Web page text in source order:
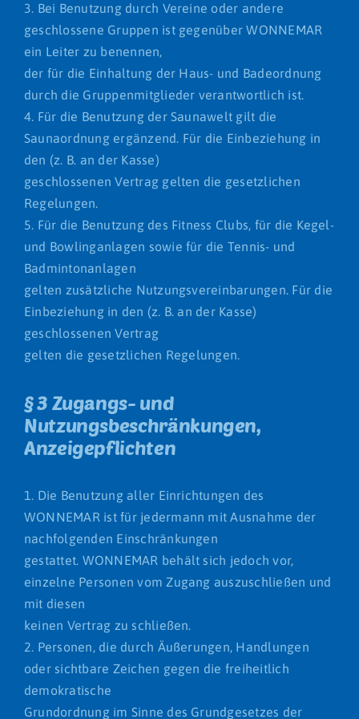
3. Bei Benutzung durch Vereine oder andere
geschlossene Gruppen ist gegenüber WONNEMAR
ein Leiter zu benennen,
der für die Einhaltung der Haus- und Badeordnung
durch die Gruppenmitglieder verantwortlich ist.
4. Für die Benutzung der Saunawelt gilt die
Saunaordnung ergänzend. Für die Einbeziehung in
den (z. B. an der Kasse)
geschlossenen Vertrag gelten die gesetzlichen
Regelungen.
5. Für die Benutzung des Fitness Clubs, für die Kegel-
und Bowlinganlagen sowie für die Tennis- und
Badmintonanlagen
gelten zusätzliche Nutzungsvereinbarungen. Für die
Einbeziehung in den (z. B. an der Kasse)
geschlossenen Vertrag
gelten die gesetzlichen Regelungen.
§ 3 Zugangs- und
Nutzungsbeschränkungen,
Anzeigepflichten
1. Die Benutzung aller Einrichtungen des
WONNEMAR ist für jedermann mit Ausnahme der
nachfolgenden Einschränkungen
gestattet. WONNEMAR behält sich jedoch vor,
einzelne Personen vom Zugang auszuschließen und
mit diesen
keinen Vertrag zu schließen.
2. Personen, die durch Äußerungen, Handlungen
oder sichtbare Zeichen gegen die freiheitlich
demokratische
Grundordnung im Sinne des Grundgesetzes der